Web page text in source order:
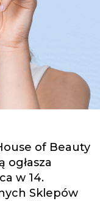
of Beauty
ogłasza
w 14.
Sklepów